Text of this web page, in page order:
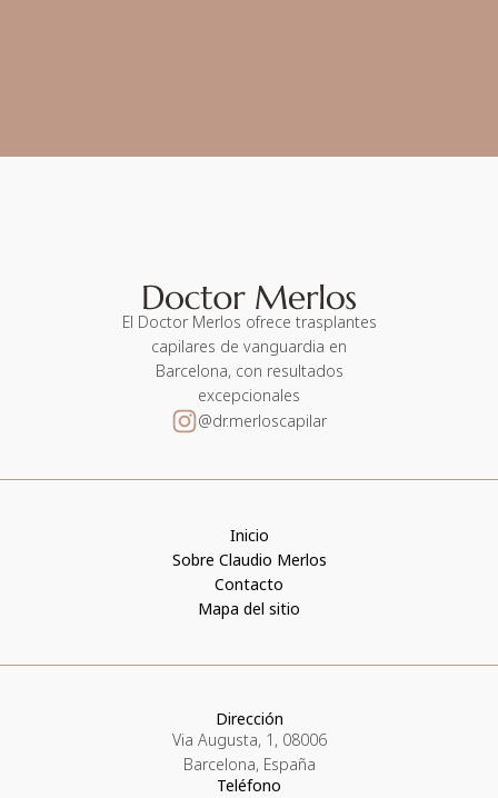
El Doctor Merlos ofrece trasplantes
capilares de vanguardia en
Barcelona, con resultados
excepcionales
@dr.merloscapilar
Inicio
Sobre Claudio Merlos
Contacto
Mapa del sitio
Dirección
Via Augusta, 1, 08006
Barcelona, España
Teléfono